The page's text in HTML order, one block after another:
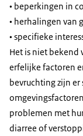
• beperkingen in
• herhalingen van
• specifieke
Het is niet bekend
erfelijke factoren
bevruchting zijn
problemen met
diarree of